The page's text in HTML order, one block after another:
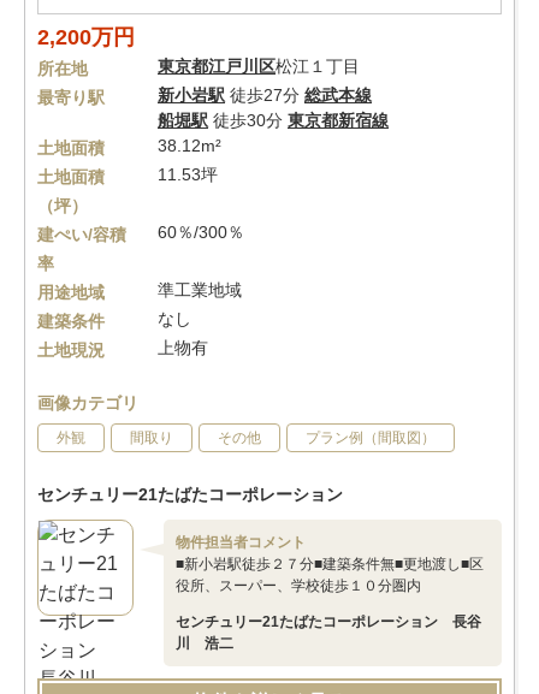
2,200万円
所在地 東京都江戸川区松江１丁目
最寄り駅
新小岩駅 徒歩27分 総武本線
船堀駅 徒歩30分 東京都新宿線
土地面積
38.12m²
土地面積
（坪）
11.53坪
建ぺい/容積
率
60％/300％
用途地域
準工業地域
建築条件
なし
土地現況
上物有
画像カテゴリ
外観 間取り その他 プラン例（間取図）
センチュリー21たばたコーポレーション
物件担当者コメント
■新小岩駅徒歩２７分■建築条件無■更地渡し■区
役所、スーパー、学校徒歩１０分圏内
センチュリー21たばたコーポレーション 長谷
川 浩二